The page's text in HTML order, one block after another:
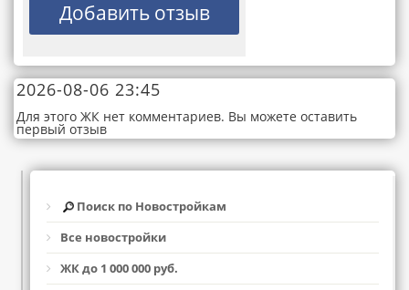
2026-08-06 23:45
Для этого ЖК нет комментариев. Вы можете оставить
первый отзыв
Поиск по Новостройкам
Все новостройки
ЖК до 1 000 000 руб.